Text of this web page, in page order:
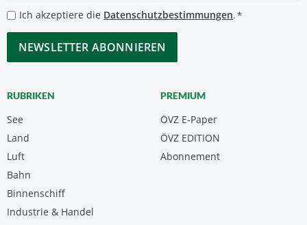
*
Datenschutzbestimmungen
*
Ich akzeptiere die Datenschutzbestimmungen.*
CAPTCHA
RUBRIKEN
See
Land
Luft
Bahn
Binnenschiff
Industrie & Handel
PREMIUM
ÖVZ E-Paper
Abonnement
ÖVZ EDITION